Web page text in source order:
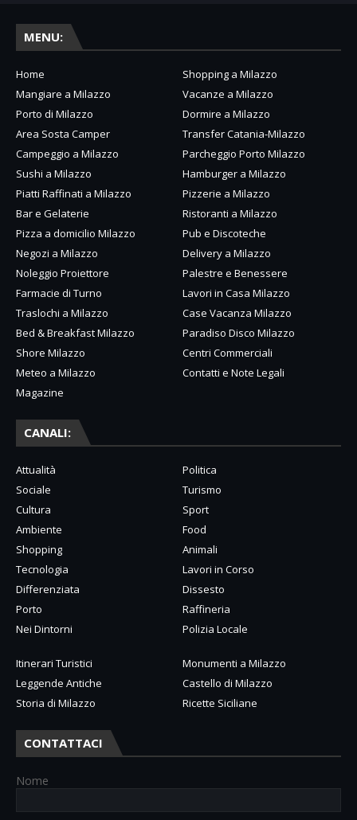
MENU:
Home
Shopping a Milazzo
Mangiare a Milazzo
Vacanze a Milazzo
Porto di Milazzo
Dormire a Milazzo
Area Sosta Camper
Transfer Catania-Milazzo
Campeggio a Milazzo
Parcheggio Porto Milazzo
Sushi a Milazzo
Hamburger a Milazzo
Piatti Raffinati a Milazzo
Pizzerie a Milazzo
Bar e Gelaterie
Ristoranti a Milazzo
Pizza a domicilio Milazzo
Pub e Discoteche
Negozi a Milazzo
Delivery a Milazzo
Noleggio Proiettore
Palestre e Benessere
Farmacie di Turno
Lavori in Casa Milazzo
Traslochi a Milazzo
Case Vacanza Milazzo
Bed & Breakfast Milazzo
Paradiso Disco Milazzo
Shore Milazzo
Centri Commerciali
Meteo a Milazzo
Contatti e Note Legali
Magazine
CANALI:
Attualità
Politica
Sociale
Turismo
Cultura
Sport
Ambiente
Food
Shopping
Animali
Tecnologia
Lavori in Corso
Differenziata
Dissesto
Porto
Raffineria
Nei Dintorni
Polizia Locale
Itinerari Turistici
Monumenti a Milazzo
Leggende Antiche
Castello di Milazzo
Storia di Milazzo
Ricette Siciliane
CONTATTACI
Nome